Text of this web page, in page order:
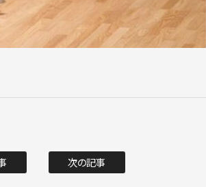
次の記事